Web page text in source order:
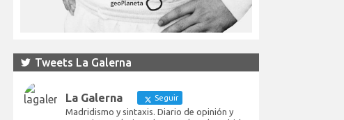
Tweets La Galerna
La Galerna Seguir
Madridismo y sintaxis. Diario de opinión y